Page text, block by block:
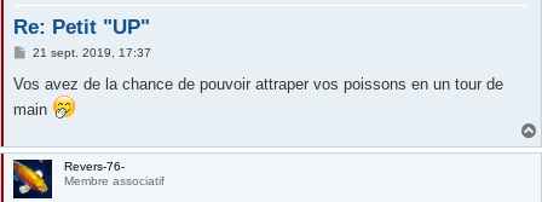
Re: Petit "UP"
M
s
a
21 sept. 2019, 17:37
Vos avez de la chance de pouvoir attraper vos poissons en un tour de
main
Revers-76-
Membre associatif